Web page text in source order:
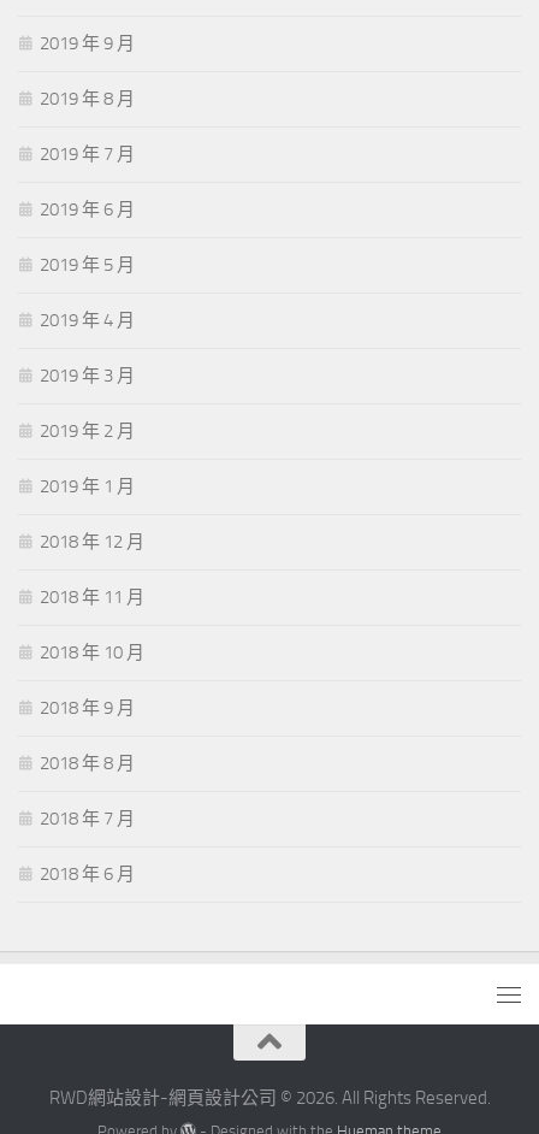
2019 年 9 月
2019 年 8 月
2019 年 7 月
2019 年 6 月
2019 年 5 月
2019 年 4 月
2019 年 3 月
2019 年 2 月
2019 年 1 月
2018 年 12 月
2018 年 11 月
2018 年 10 月
2018 年 9 月
2018 年 8 月
2018 年 7 月
2018 年 6 月
RWD網站設計-網頁設計公司 © 2026. All Rights Reserved.